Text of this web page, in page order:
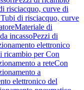
risciacquo, curve di
di risciacquo, curve
Materiale di
incassoPezzi di
elettronico
ricambio per Con
a reteCon
a
elettronico del